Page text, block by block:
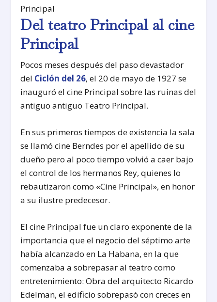
Principal
Del teatro Principal al cine
Principal
Pocos meses después del paso devastador
del Ciclón del 26, el 20 de mayo de 1927 se
inauguró el cine Principal sobre las ruinas del
antiguo antiguo Teatro Principal.
En sus primeros tiempos de existencia la sala
se llamó cine Berndes por el apellido de su
dueño pero al poco tiempo volvió a caer bajo
el control de los hermanos Rey, quienes lo
rebautizaron como «Cine Principal», en honor
a su ilustre predecesor.
El cine Principal fue un claro exponente de la
importancia que el negocio del séptimo arte
había alcanzado en La Habana, en la que
comenzaba a sobrepasar al teatro como
entretenimiento: Obra del arquitecto Ricardo
Edelman, el edificio sobrepasó con creces en